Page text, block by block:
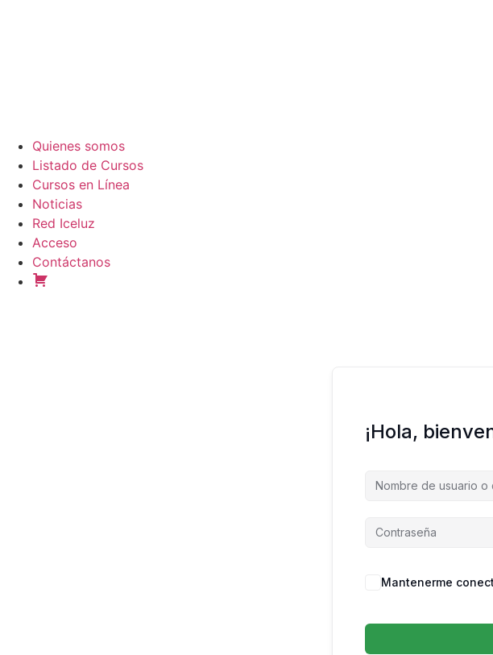
Quienes somos
Listado de Cursos
Cursos en Línea
Noticias
Red Iceluz
Acceso
Contáctanos
¡Hola,
Mantenerme